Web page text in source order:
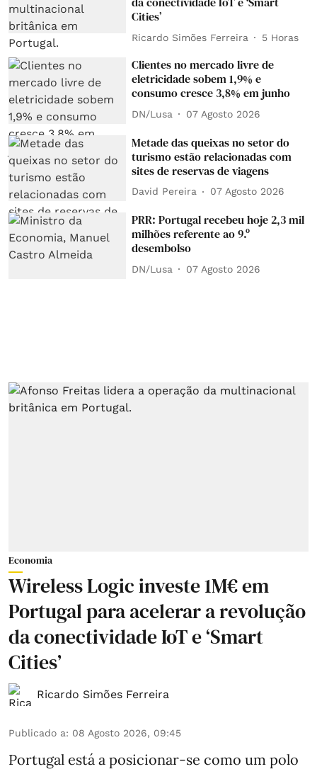
Cities’
Ricardo Simões Ferreira 5 Horas
Clientes no mercado livre de
eletricidade sobem 1,9% e
consumo cresce 3,8% em junho
DN/Lusa 07 Agosto 2026
Metade das queixas no setor do
turismo estão relacionadas com
sites de reservas de viagens
David Pereira 07 Agosto 2026
PRR: Portugal recebeu hoje 2,3 mil
milhões referente ao 9.º
desembolso
DN/Lusa 07 Agosto 2026
Economia
Wireless Logic investe 1M€ em
Portugal para acelerar a revolução
da conectividade IoT e ‘Smart
Cities’
Ricardo Simões Ferreira
Publicado a: 08 Agosto 2026, 09:45
Portugal está a posicionar-se como um polo